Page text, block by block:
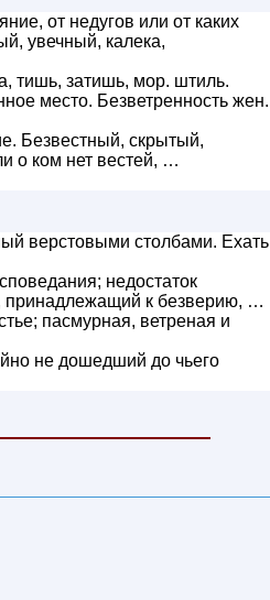
от недугов или от каких
увечный, калека,
тишь, затишь, мор. штиль.
место. Безветренность жен.
Безвестный, скрытый,
о ком нет вестей, …
верстовыми столбами. Ехать
недостаток
принадлежащий к безверию, …
пасмурная, ветреная и
не дошедший до чьего